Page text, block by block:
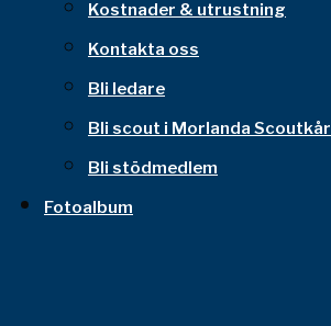
Kostnader & utrustning
Kontakta oss
Bli ledare
Bli scout i Morlanda Scoutkår
Bli stödmedlem
Fotoalbum